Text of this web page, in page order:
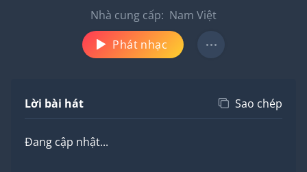
Nhà cung cấp: Nam Việt
Phát nhạc
Lời bài hát Sao chép
Đang cập nhật...